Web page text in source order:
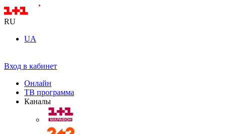
RU
UA
Вход в кабинет
Онлайн
ТВ программа
Каналы